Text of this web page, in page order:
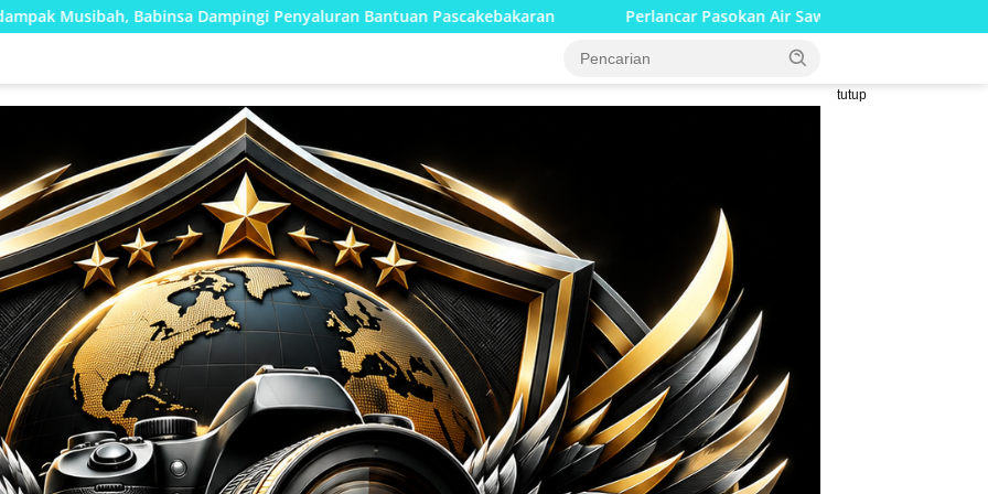
Penyaluran Bantuan Pascakebakaran Perlancar Pasokan Air Sawah, Kopka Slamet Prasetiyo Bersama Poktan
tutup